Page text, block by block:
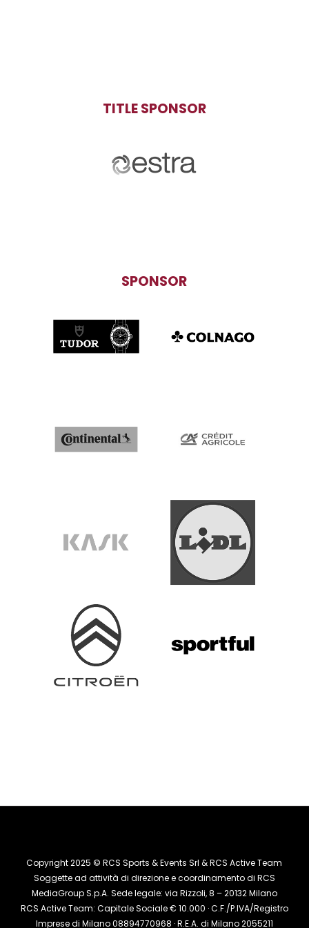
TITLE SPONSOR
SPONSOR
Copyright 2025 © RCS Sports & Events Srl & RCS Active Team
Soggette ad attività di direzione e coordinamento di RCS
MediaGroup S.p.A. Sede legale: via Rizzoli, 8 – 20132 Milano
RCS Active Team: Capitale Sociale € 10.000 · C.F./P.IVA/Registro
Imprese di Milano 08894770968 · R.E.A. di Milano 2055211